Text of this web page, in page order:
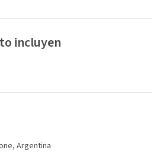
incluyen
Argentina